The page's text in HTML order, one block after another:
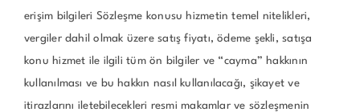
erişim bilgileri Sözleşme konusu hizmetin temel nitelikleri,
vergiler dahil olmak üzere satış fiyatı, ödeme şekli, satışa
konu hizmet ile ilgili tüm ön bilgiler ve “cayma” hakkının
kullanılması ve bu hakkın nasıl kullanılacağı, şikayet ve
itirazlarını iletebilecekleri resmi makamlar ve sözleşmenin